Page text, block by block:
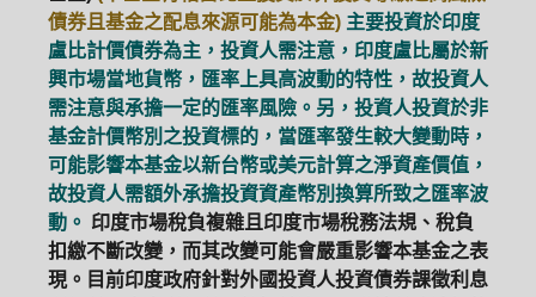
債券且基金之配息來源可能為本金) 主要投資於印度
盧比計價債券為主，投資人需注意，印度盧比屬於新
興市場當地貨幣，匯率上具高波動的特性，故投資人
需注意與承擔一定的匯率風險。另，投資人投資於非
基金計價幣別之投資標的，當匯率發生較大變動時，
可能影響本基金以新台幣或美元計算之淨資產價值，
故投資人需額外承擔投資資產幣別換算所致之匯率波
動。 印度市場稅負複雜且印度市場稅務法規、稅負
扣繳不斷改變，而其改變可能會嚴重影響本基金之表
現。目前印度政府針對外國投資人投資債券課徵利息